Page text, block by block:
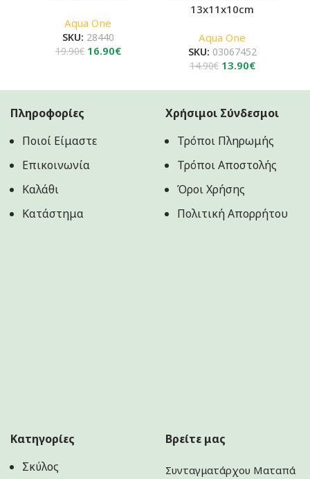
Aqua One
SKU: 28440
19.90€ Original
19.90€.
16.90€Η
είναι:
13x11x10cm
Aqua One
SKU: 03067452
14.90€ Original
was:
14.90€.
13.90€Η
τιμή
είναι:
13.90€.
Πληροφορίες
Ποιοί Είμαστε
Επικοινωνία
Καλάθι
Κατάστημα
Χρήσιμοι Σύνδεσμοι
Τρόποι Πληρωμής
Τρόποι Αποστολής
Όροι Χρήσης
Πολιτική Aπορρήτου
Κατηγορίες
Σκύλος
Βρείτε μας
Συνταγματάρχου Ματαπά